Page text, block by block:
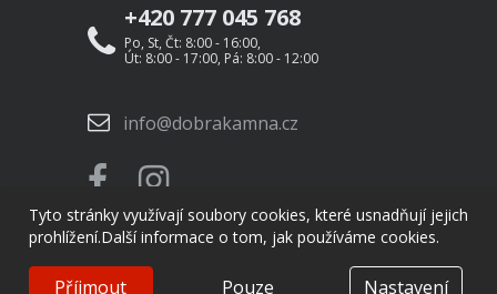
+420 777 045 768
Po, St, Čt: 8:00 - 16:00,
Út: 8:00 - 17:00, Pá: 8:00 - 12:00
info@dobrakamna.cz
Tyto stránky využívají soubory cookies, které usnadňují jejich
prohlížení.Další informace o tom, jak používáme cookies.
Příjmout Pouze Nastavení